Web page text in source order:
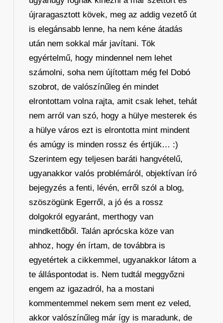
újraragasztott kövek, meg az addig vezető út
is elegánsabb lenne, ha nem kéne átadás
után nem sokkal már javítani. Tök
egyértelmű, hogy mindennel nem lehet
számolni, soha nem újítottam még fel Dobó
szobrot, de valószínűleg én mindet
elrontottam volna rajta, amit csak lehet, tehát
nem arról van szó, hogy a hülye mesterek és
a hülye város ezt is elrontotta mint mindent
és amúgy is minden rossz és értjük… :)
Szerintem egy teljesen baráti hangvételű,
ugyanakkor valós problémáról, objektívan író
bejegyzés a fenti, lévén, erről szól a blog,
szöszögünk Egerről, a jó és a rossz
dolgokról egyaránt, merthogy van
mindkettőből. Talán aprócska köze van
ahhoz, hogy én írtam, de továbbra is
egyetértek a cikkemmel, ugyanakkor látom a
te álláspontodat is. Nem tudtál meggyőzni
engem az igazadról, ha a mostani
kommentemmel nekem sem ment ez veled,
akkor valószínűleg már így is maradunk, de